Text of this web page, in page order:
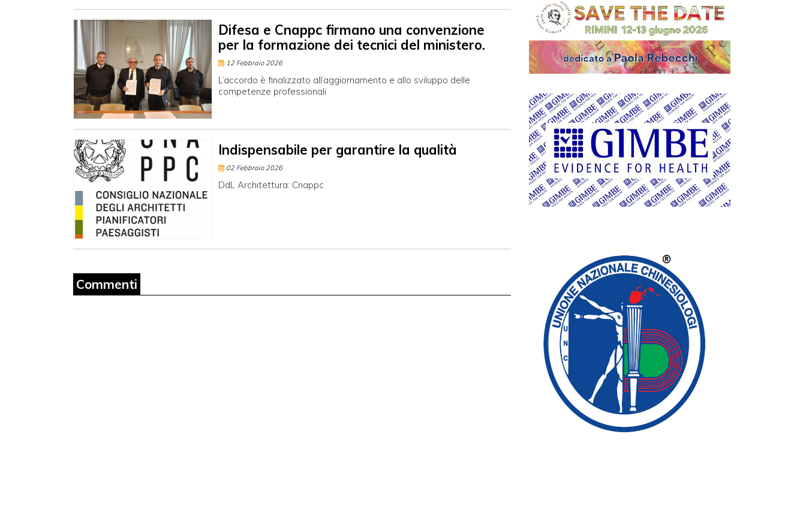
Difesa e Cnappc firmano una convenzione
per la formazione dei tecnici del ministero.
12 Febbraio 2026
L’accordo è finalizzato all’aggiornamento e allo sviluppo delle
competenze professionali
Indispensabile per garantire la qualità
02 Febbraio 2026
DdL Architettura: Cnappc
Commenti